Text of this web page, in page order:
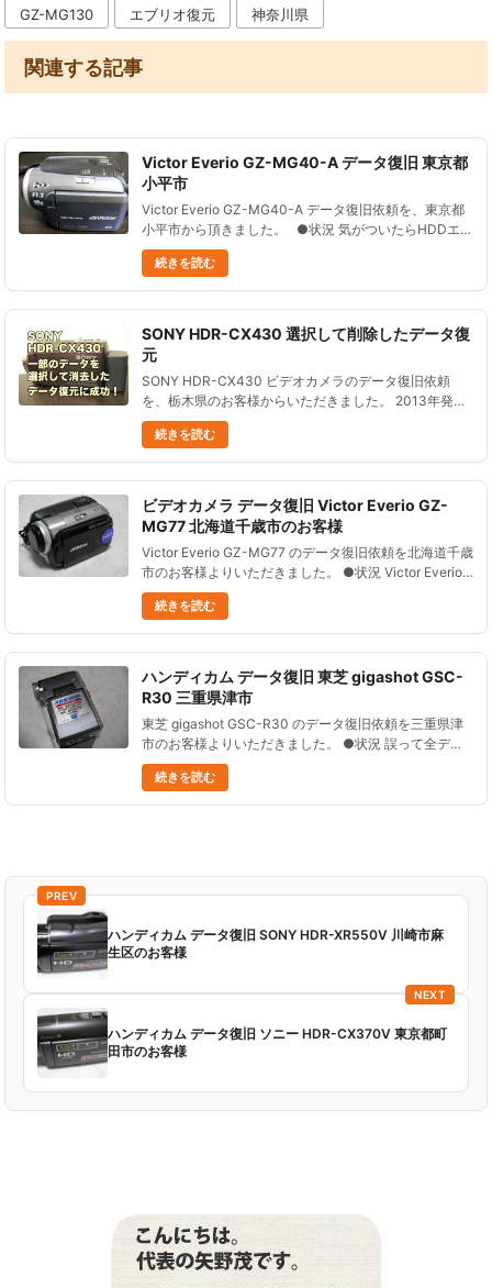
GZ-MG130 エブリオ復元 神奈川県
関連する記事
Victor Everio GZ-MG40-A データ復旧 東京都
小平市
Victor Everio GZ-MG40-A データ復旧依頼を、東京都
小平市から頂きました。 ●状況 気がついたらHDDエラ
ーと表示されるようになっており、 データが見られな
くなった。 ●データ復元処理の......
続きを読む
SONY HDR-CX430 選択して削除したデータ復
元
SONY HDR-CX430 ビデオカメラのデータ復旧依頼
を、栃木県のお客様からいただきました。 2013年発売
の、内蔵メモリー（32GB）に記録するタイプのビデオ
カメラです。 ズーム性能も良く、口コミでの評価もか
なり高......
続きを読む
ビデオカメラ データ復旧 Victor Everio GZ-
MG77 北海道千歳市のお客様
Victor Everio GZ-MG77 のデータ復旧依頼を北海道千歳
市のお客様よりいただきました。 ●状況 Victor Everio
GZ-MG77 を使って静止画と動画を撮影。その撮影デー
タをＰＣへデータ送信中に......
続きを読む
ハンディカム データ復旧 東芝 gigashot GSC-
R30 三重県津市
東芝 gigashot GSC-R30 のデータ復旧依頼を三重県津
市のお客様よりいただきました。 ●状況 誤って全デー
タを削除してしまった。 削除後、撮影はしていない。
大切なデータなので、どうにかしてデータを復元した
い......
続きを読む
PREV
ハンディカム データ復旧 SONY HDR-XR550V 川崎市麻
生区のお客様
NEXT
ハンディカム データ復旧 ソニー HDR-CX370V 東京都町
田市のお客様